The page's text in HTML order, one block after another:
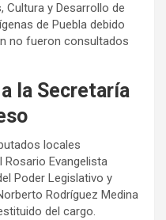
Cultura y Desarrollo de
de Puebla debido
no fueron consultados
a la Secretaría
locales
Rosario Evangelista
Poder Legislativo y
Rodríguez Medina
del cargo.